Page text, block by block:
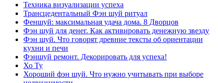
Техника визуализации успеха
Трансцедентальный Фэн шуй ритуал
Феншуй: максимальная удача дома. 8 Дворцов
Фэн шуй для денег. Как активировать денежную звезду
Фэн шуй. Что говорят древние тексты об ориентации
кухни и печи
Фэншуй ремонт. Декорировать для успеха!
Хо Ту
Хороший фэн шуй. Что нужно учитывать при выборе